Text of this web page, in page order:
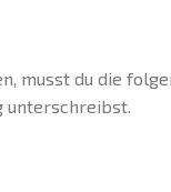
musst du die
unterschreibst.